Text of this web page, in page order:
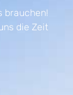
brauchen!
die Zeit